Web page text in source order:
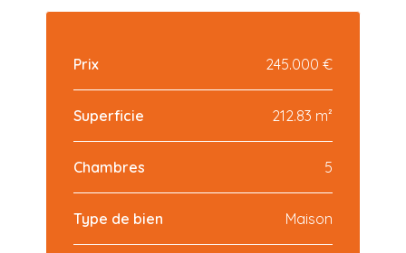
Prix 245.000 €
Superficie 212.83 m²
Chambres 5
Type de bien Maison